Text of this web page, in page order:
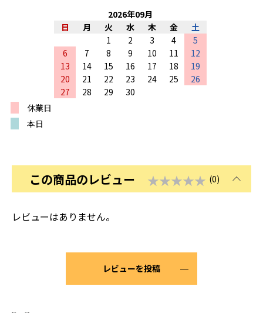
2026年09月
日
月 火 水 木 金
土
1
2 3 4
5
6
7 8 9 10 11
12
13
14 15 16 17 18
19
20
21 22 23 24 25
26
27
28 29
30
休業日
本日
この商品のレビュー ★★★★★ (0)
レビューはありません。
レビューを投稿